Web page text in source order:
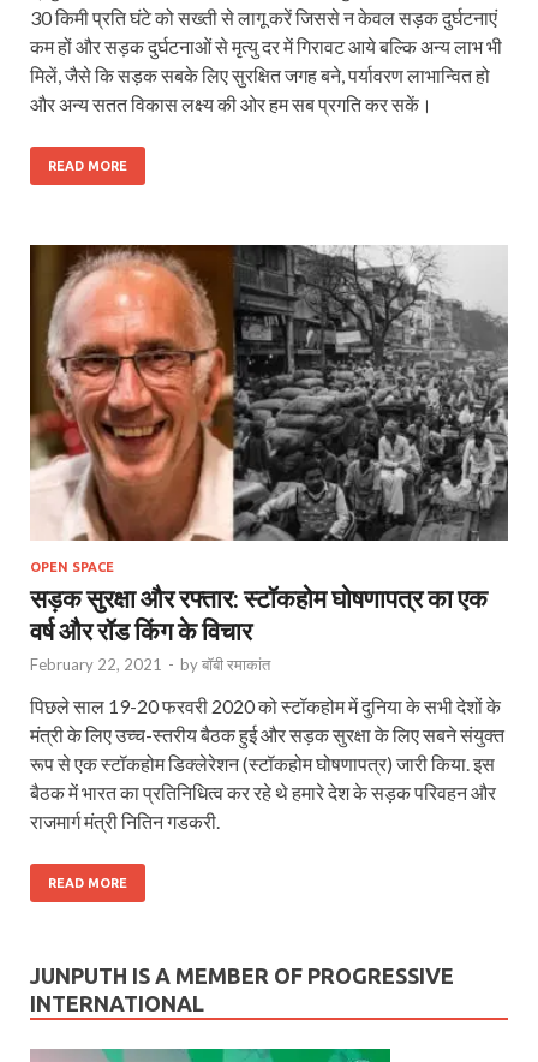
30 किमी प्रति घंटे को सख्ती से लागू करें जिससे न केवल सड़क दुर्घटनाएं
कम हों और सड़क दुर्घटनाओं से मृत्यु दर में गिरावट आये बल्कि अन्य लाभ भी
मिलें, जैसे कि सड़क सबके लिए सुरक्षित जगह बने, पर्यावरण लाभान्वित हो
और अन्य सतत विकास लक्ष्य की ओर हम सब प्रगति कर सकें।
READ MORE
OPEN SPACE
सड़क सुरक्षा और रफ्तार: स्टॉकहोम घोषणापत्र का एक
वर्ष और रॉड किंग के विचार
February 22, 2021 - byबॉबी रमाकांत
पिछले साल 19-20 फरवरी 2020 को स्टॉकहोम में दुनिया के सभी देशों के
मंत्री के लिए उच्च-स्तरीय बैठक हुई और सड़क सुरक्षा के लिए सबने संयुक्त
रूप से एक स्टॉकहोम डिक्लेरेशन (स्टॉकहोम घोषणापत्र) जारी किया. इस
बैठक में भारत का प्रतिनिधित्व कर रहे थे हमारे देश के सड़क परिवहन और
राजमार्ग मंत्री नितिन गडकरी.
READ MORE
JUNPUTH IS A MEMBER OF PROGRESSIVE
INTERNATIONAL